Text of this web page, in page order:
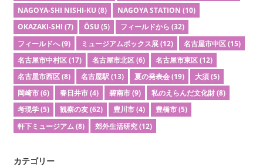
NAGOYA-SHI NISHI-KU (8) NAGOYA STATION (10)
OKAZAKI-SHI (7) ŌSU (5) フィールドから (32)
フィールドへ(9) ミュージアムボックス展(12) 名古屋市中区(15)
名古屋市中村区(17) 名古屋市北区(6) 名古屋市東区(12)
名古屋市西区(8) 名古屋駅(13) 夏の発表会(19) 大須(5)
岡崎市(6) 春日井市(4) 碧南市(9) 私のえらんだ文化財(8)
考現学(5) 観察の友(62) 豊川市(4) 豊橋市(5)
軒下ミュージアム(8) 郊外生活研究(12)
カテゴリー